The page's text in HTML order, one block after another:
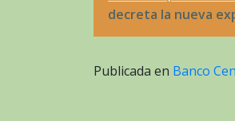
decreta la nueva
Publicada en Banco